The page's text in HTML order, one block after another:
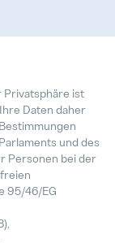
Privatsphäre ist
Daten daher
und des
Personen bei der
95/46/EG